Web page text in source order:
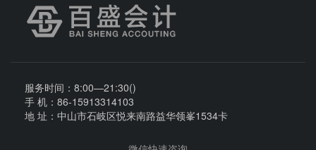
服务时间：8:00—21:30()
手 机：86-15913314103
地 址：中山市石岐区悦来南路益华领峯1534卡